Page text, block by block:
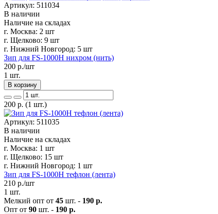
Артикул: 511034
В наличии
Наличие на складах
г. Москва: 2 шт
г. Щелково: 9 шт
г. Нижний Новгород: 5 шт
Зип для FS-1000Н нихром (нить)
200 р./шт
1 шт.
В корзину
200 р. (1 шт.)
Артикул: 511035
В наличии
Наличие на складах
г. Москва: 1 шт
г. Щелково: 15 шт
г. Нижний Новгород: 1 шт
Зип для FS-1000Н тефлон (лента)
210 р./шт
1 шт.
Мелкий опт от 45 шт. - 190 р.
Опт от 90 шт. - 190 р.